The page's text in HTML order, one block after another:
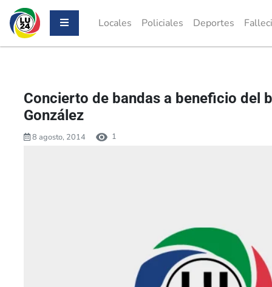
Locales Policiales Deportes
Concierto de bandas a beneficio del
González
8 agosto, 2014 1